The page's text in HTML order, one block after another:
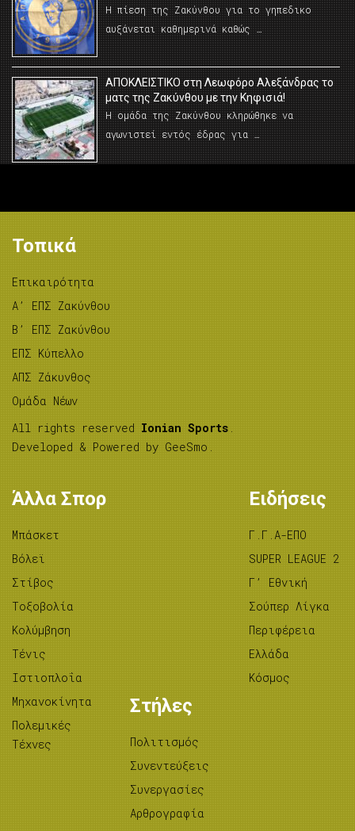
Η πίεση της Ζακύνθου για το γηπεδικο
αυξάνεται καθημερινά καθώς …
AΠΟΚΛΕΙΣΤΙΚΟ στη Λεωφόρο Αλεξάνδρας το
ματς της Ζακύνθου με την Κηφισιά!
Η ομάδα της Ζακύνθου κληρώθηκε να
αγωνιστεί εντός έδρας για …
Τοπικά
Επικαιρότητα
A’ ΕΠΣ Ζακύνθου
B’ ΕΠΣ Ζακύνθου
ΕΠΣ Κύπελλο
ΑΠΣ Ζάκυνθος
Ομάδα Νέων
All rights reserved Ionian Sports .
Developed & Powered by GeeSmo .
Άλλα Σπορ
Μπάσκετ
Βόλεϊ
Στίβος
Tοξοβολία
Κολύμβηση
Τένις
Ιστιοπλοΐα
Μηχανοκίνητα
Πολεμικές
Τέχνες
Ειδήσεις
Γ.Γ.Α-ΕΠΟ
SUPER LEAGUE 2
Γ’ Εθνική
Σούπερ Λίγκα
Περιφέρεια
Ελλάδα
Κόσμος
Στήλες
Πολιτισμός
Συνεντεύξεις
Συνεργασίες
Αρθρογραφία